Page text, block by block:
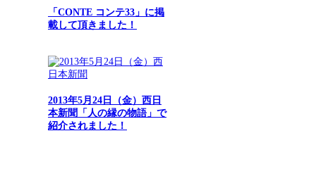
「CONTE コンテ33」に掲
載して頂きました！
2013年5月24日（金）西日
本新聞「人の縁の物語」で
紹介されました！